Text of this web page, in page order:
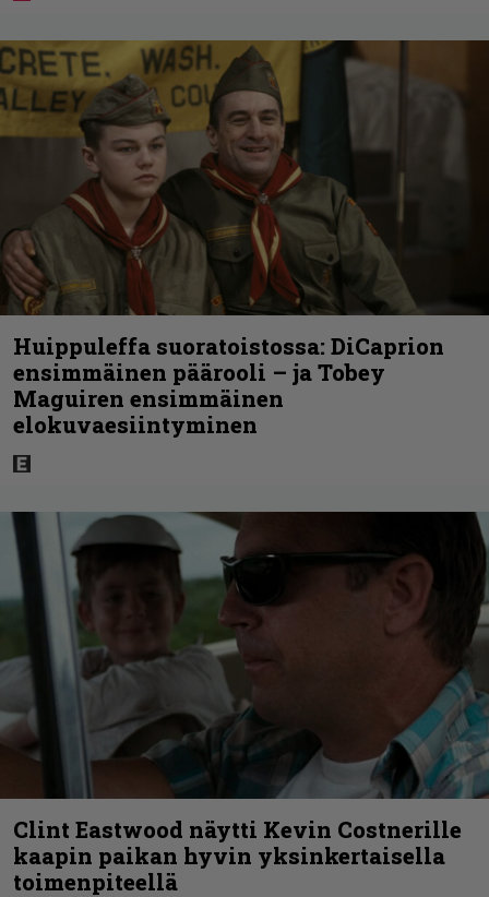
Huippuleffa suoratoistossa: DiCaprion
ensimmäinen päärooli – ja Tobey
Maguiren ensimmäinen
elokuvaesiintyminen
Clint Eastwood näytti Kevin Costnerille
kaapin paikan hyvin yksinkertaisella
toimenpiteellä